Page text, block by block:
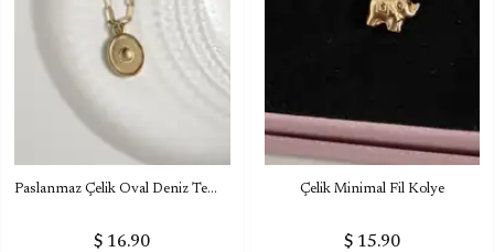
Paslanmaz Çelik Oval Deniz Temalı Kolye
$ 16.90
Çelik Minimal Fil Kolye
$ 15.90